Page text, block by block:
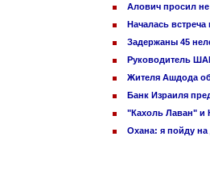
Алович просил не
Началась
Задержаны 45
Руководитель
Жителя Ашдода
Банк Израиля
"Кахоль Лаван" и
Охана: я пойду на